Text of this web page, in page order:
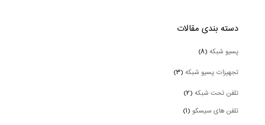
دسته بندی‌ مقالات
پسیو شبکه(۸)
تجهیزات پسیو شبکه(۳)
تلفن تحت شبکه(۲)
تلفن های سیسکو(۱)